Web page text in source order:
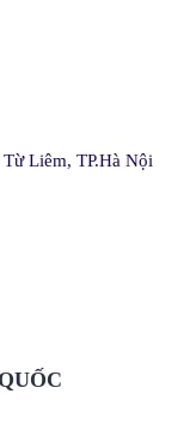
Liêm, TP.Hà Nội